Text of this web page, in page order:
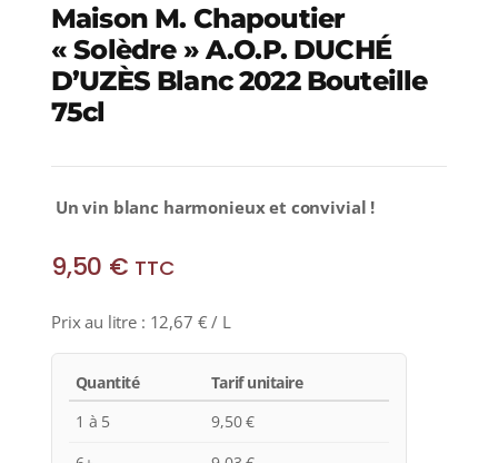
Maison M. Chapoutier
« Solèdre » A.O.P. DUCHÉ
D’UZÈS Blanc 2022 Bouteille
75cl
Unvin blanc harmonieux et convivial !
9,50 € TTC
Prix au litre : 12,67 € / L
Quantité
Tarif unitaire
1 à 5
9,50€